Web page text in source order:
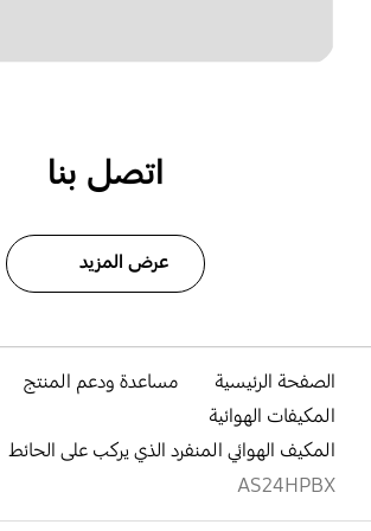
اتصل بنا
عرض المزيد
الصفحة الرئيسية
مساعدة ودعم المنتج
المكيفات الهوائية
المكيف الهوائي المنفرد الذي يركب على الحائط
AS24HPBX